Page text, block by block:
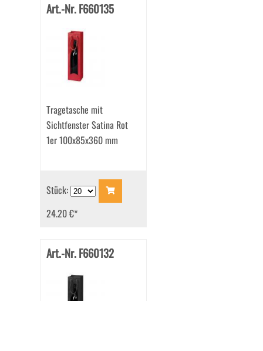
Art.-Nr. F660135
Tragetasche mit
Sichtfenster Satina Rot
1er 100x85x360 mm
Stück:
24.20 €*
Art.-Nr. F660132